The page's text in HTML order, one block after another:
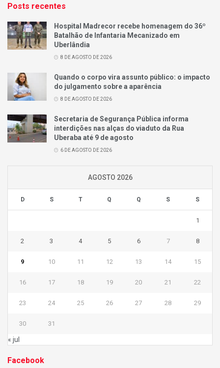
Posts recentes
Hospital Madrecor recebe homenagem do 36º
Batalhão de Infantaria Mecanizado em
Uberlândia
8 DE AGOSTO DE 2026
Quando o corpo vira assunto público: o impacto
do julgamento sobre a aparência
8 DE AGOSTO DE 2026
Secretaria de Segurança Pública informa
interdições nas alças do viaduto da Rua
Uberaba até 9 de agosto
6 DE AGOSTO DE 2026
AGOSTO 2026
D S T Q Q S S
1
2 3 4 5 6 7 8
9 10 11 12 13 14 15
16 17 18 19 20 21 22
23 24 25 26 27 28 29
30 31
« jul
Facebook